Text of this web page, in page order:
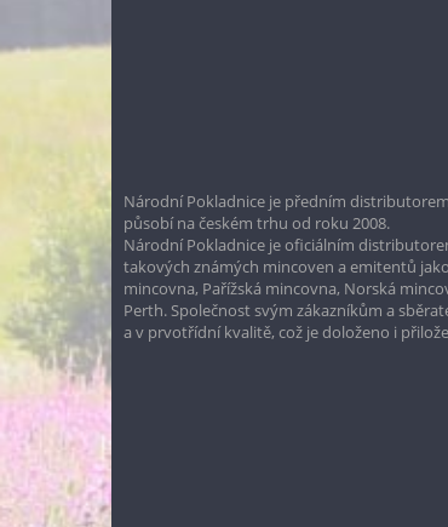
Národní Pokladnice je předním
působí na českém trhu od roku 2008.
Národní Pokladnice je oficiálním
takových známých mincoven a emitentů
mincovna, Pařížská mincovna, Norská
Perth. Společnost svým zákazníkům a
a v prvotřídní kvalitě, což je doloženo i